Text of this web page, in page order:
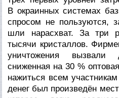
В окраинных системах
спросом не пользуются,
шли нарасхват. За три
тысячи кристаллов.
уничтожения вызвали
сниженная на 30 %
нажиться всем
денег был произведён